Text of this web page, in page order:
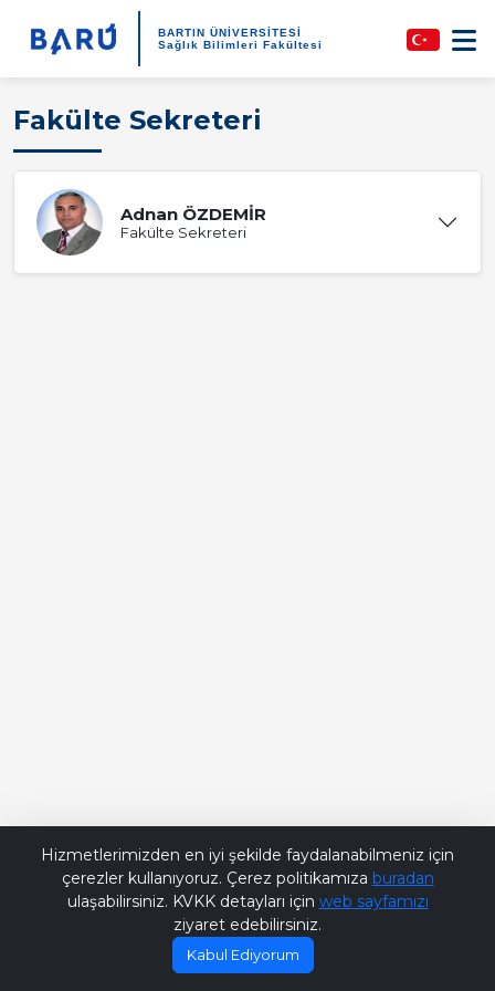
BARTIN ÜNİVERSİTESİ
Sağlık Bilimleri Fakültesi
Fakülte Sekreteri
Adnan ÖZDEMİR
Fakülte Sekreteri
Hizmetlerimizden en iyi şekilde faydalanabilmeniz için
çerezler kullanıyoruz. Çerez politikamıza buradan
ulaşabilirsiniz. KVKK detayları için web sayfamızı
ziyaret edebilirsiniz.
Kabul Ediyorum
Bana Soru Sor | Ask Me